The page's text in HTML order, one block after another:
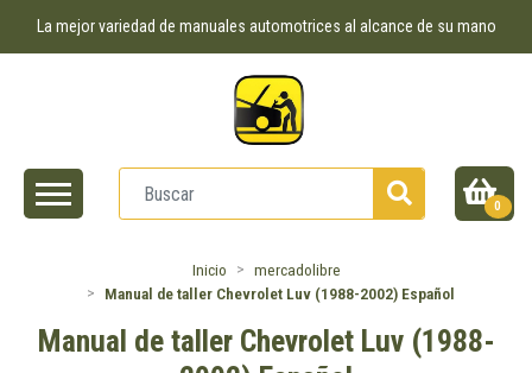
La mejor variedad de manuales automotrices al alcance de su mano
0
Inicio
mercadolibre
Manual de taller Chevrolet Luv (1988-2002) Español
Manual de taller Chevrolet Luv (1988-